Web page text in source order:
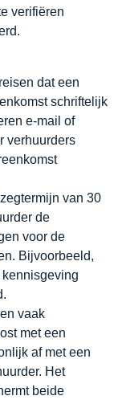
verifiëren
dat een
schriftelijk
e-mail of
verhuurders
van 30
de
voor de
Bijvoorbeeld,
vaak
met een
af met een
Het
beide